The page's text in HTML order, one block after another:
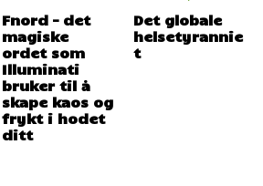
Fnord – det
magiske
ordet som
Illuminati
bruker til å
skape kaos og
frykt i hodet
ditt
Det globale
helsetyrannie
t